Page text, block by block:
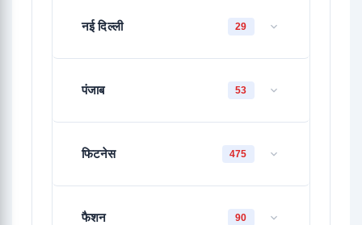
नई दिल्ली 29
पंजाब 53
फिटनेस 475
फैशन 90